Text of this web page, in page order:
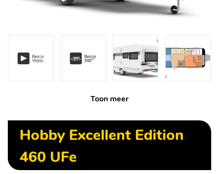
Toon meer
Hobby Excellent Edition
460 UFe